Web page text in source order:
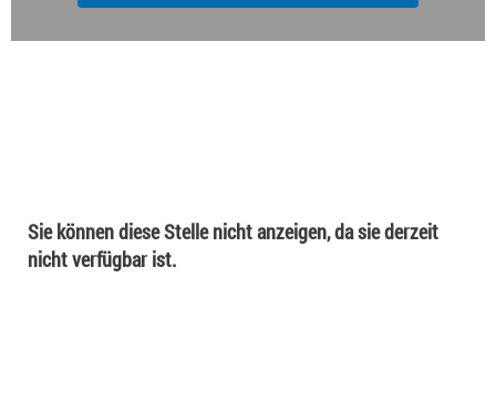
Sie können diese Stelle nicht anzeigen, da sie derzeit
nicht verfügbar ist.